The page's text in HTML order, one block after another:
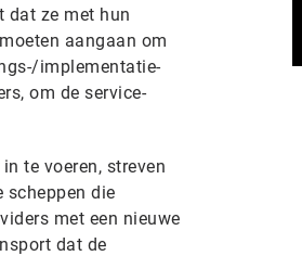
dat ze met hun
aangaan om
implementatie-
om de service-
te voeren, streven
scheppen die
met een nieuwe
dat de